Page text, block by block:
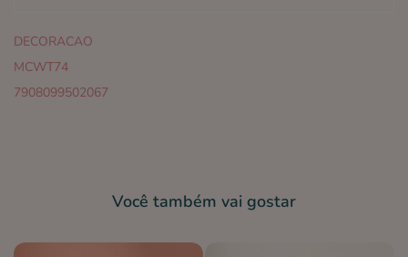
DECORACAO
MCWT74
7908099502067
Você também vai gostar